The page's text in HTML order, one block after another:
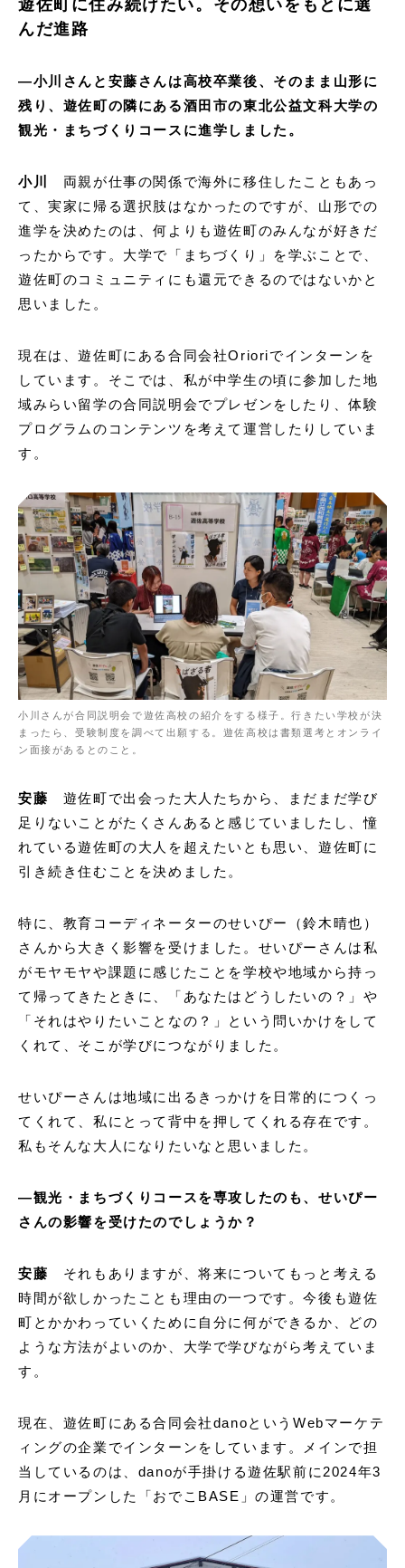
遊佐町に住み続けたい。その想いをもとに選
んだ進路
―小川さんと安藤さんは高校卒業後、そのまま山形に
残り、遊佐町の隣にある酒田市の東北公益文科大学の
観光・まちづくりコースに進学しました。
小川
両親が仕事の関係で海外に移住したこともあっ
て、実家に帰る選択肢はなかったのですが、山形での
進学を決めたのは、何よりも遊佐町のみんなが好きだ
ったからです。大学で「まちづくり」を学ぶことで、
遊佐町のコミュニティにも還元できるのではないかと
思いました。
現在は、遊佐町にある合同会社Orioriでインターンを
しています。そこでは、私が中学生の頃に参加した地
域みらい留学の合同説明会でプレゼンをしたり、体験
プログラムのコンテンツを考えて運営したりしていま
す。
小川さんが合同説明会で遊佐高校の紹介をする様子。行きたい学校が決
まったら、受験制度を調べて出願する。遊佐高校は書類選考とオンライ
ン面接があるとのこと。
安藤
遊佐町で出会った大人たちから、まだまだ学び
足りないことがたくさんあると感じていましたし、憧
れている遊佐町の大人を超えたいとも思い、遊佐町に
引き続き住むことを決めました。
特に、教育コーディネーターのせいぴー（鈴木晴也）
さんから大きく影響を受けました。せいぴーさんは私
がモヤモヤや課題に感じたことを学校や地域から持っ
て帰ってきたときに、「あなたはどうしたいの？」や
「それはやりたいことなの？」という問いかけをして
くれて、そこが学びにつながりました。
せいぴーさんは地域に出るきっかけを日常的につくっ
てくれて、私にとって背中を押してくれる存在です。
私もそんな大人になりたいなと思いました。
―観光・まちづくりコースを専攻したのも、せいぴー
さんの影響を受けたのでしょうか？
安藤
それもありますが、将来についてもっと考える
時間が欲しかったことも理由の一つです。今後も遊佐
町とかかわっていくために自分に何ができるか、どの
ような方法がよいのか、大学で学びながら考えていま
す。
現在、遊佐町にある合同会社danoというWebマーケテ
ィングの企業でインターンをしています。メインで担
当しているのは、danoが手掛ける遊佐駅前に2024年3
月にオープンした「おでこBASE」の運営です。